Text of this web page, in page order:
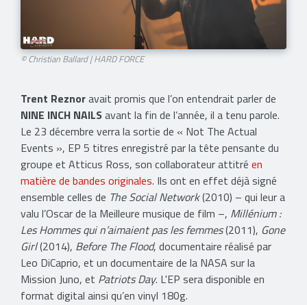
© Christian Ballard | HARD FORCE​
Trent Reznoravait promis que l’on entendrait parler de
NINE INCH NAILSavant la fin de l’année, il a tenu parole.
Le 23 décembre verra la sortie de « Not The Actual
Events », EP 5 titres enregistré par la tête pensante du
groupe et Atticus Ross, son collaborateur attitré en
matière de bandes originales. Ils ont en effet déjà signé
ensemble celles de The Social Network(2010) – qui leur a
valu l’Oscar de la Meilleure musique de film –, Millénium :
Les Hommes qui n’aimaient pas les femmes(2011), Gone
Girl(2014), Before The Flood, documentaire réalisé par
Leo DiCaprio, et un documentaire de la NASA sur la
Mission Juno, et Patriots Day. L'EP sera disponible en
format digital ainsi qu’en vinyl 180g.